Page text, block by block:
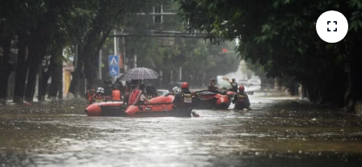
Kültür Sanat
Resmi Reklam
Röportajlar